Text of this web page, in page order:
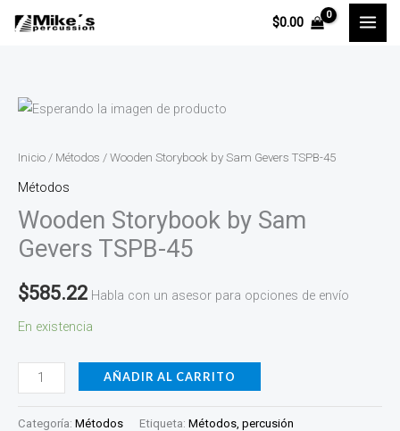
$0.00
Inicio / Métodos / Wooden Storybook by Sam Gevers TSPB-45
Métodos
Wooden Storybook by Sam
Gevers TSPB-45
$585.22 Habla con un asesor para opciones de envío
En existencia
Wooden
by
Sam
TSPB-
45
AÑADIR AL CARRITO
Categoría: Métodos Etiqueta: Métodos, percusión